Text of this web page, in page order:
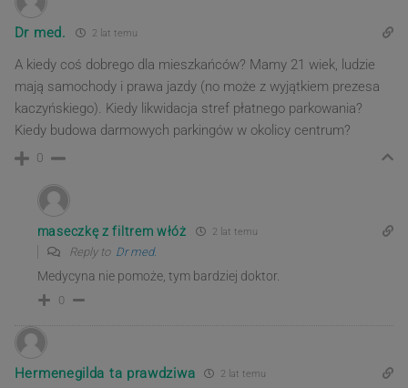
Dr med. 2 lat temu
A kiedy coś dobrego dla mieszkańców? Mamy 21 wiek, ludzie
mają samochody i prawa jazdy (no może z wyjątkiem prezesa
kaczyńskiego). Kiedy likwidacja stref płatnego parkowania?
Kiedy budowa darmowych parkingów w okolicy centrum?
0
maseczkę z filtrem włóż 2 lat temu
Reply to Dr med.
Medycyna nie pomoże, tym bardziej doktor.
0
Hermenegilda ta prawdziwa 2 lat temu